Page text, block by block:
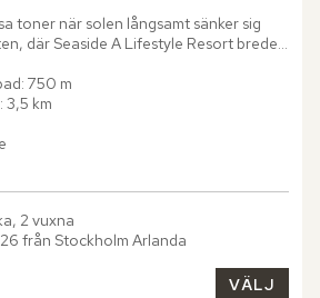
toner när solen långsamt sänker sig
där Seaside A Lifestyle Resort breder
Utsikten sträcker sig...
750 m
3,5 km
2 vuxna
från Stockholm Arlanda
VÄLJ